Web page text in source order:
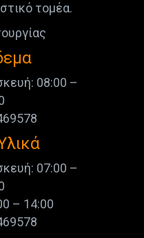
τομέα.
08:00 –
07:00 –
– 14:00